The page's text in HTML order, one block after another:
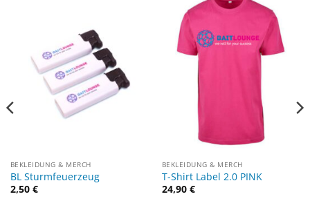
BEKLEIDUNG & MERCH
BL Sturmfeuerzeug
2,50 €
BEKLEIDUNG & MERCH
T-Shirt Label 2.0 PINK
24,90 €